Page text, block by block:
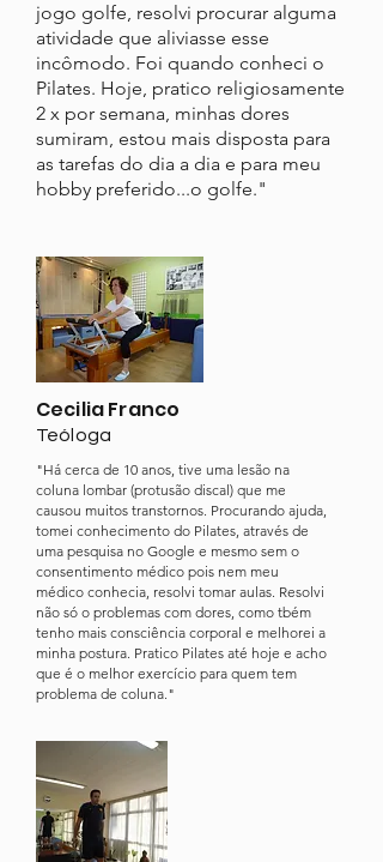
jogo golfe, resolvi procurar alguma
atividade que aliviasse esse
incômodo. Foi quando conheci o
Pilates. Hoje, pratico religiosamente
2 x por semana, minhas dores
sumiram, estou mais disposta para
as tarefas do dia a dia e para meu
hobby preferido...o golfe."
Cecilia Franco
Teóloga
"Há cerca de 10 anos, tive uma lesão na
coluna lombar (protusão discal) que me
causou muitos transtornos. Procurando ajuda,
tomei conhecimento do Pilates, através de
uma pesquisa no Google e mesmo sem o
consentimento médico pois nem meu
médico conhecia, resolvi tomar aulas. Resolvi
não só o problemas com dores, como tbém
tenho mais consciência corporal e melhorei a
minha postura. Pratico Pilates até hoje e acho
que é o melhor exercício para quem tem
problema de coluna."